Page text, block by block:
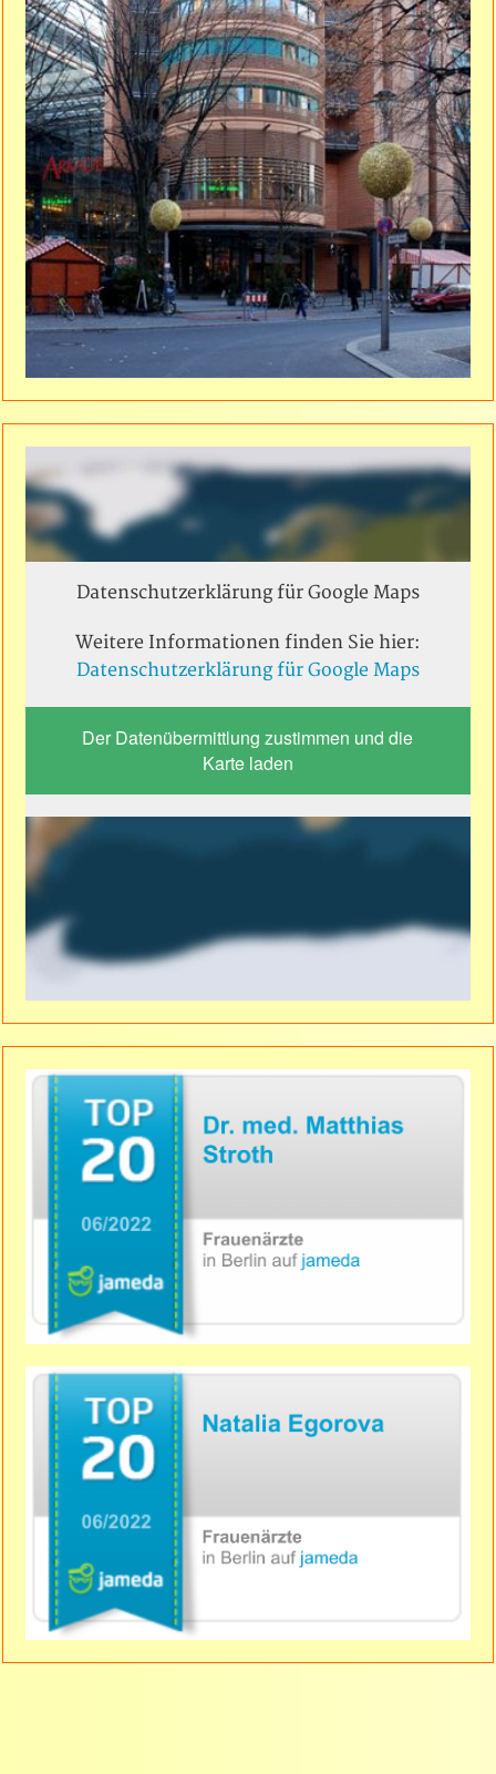
Datenschutzerklärung für Google Maps
Weitere Informationen finden Sie hier:
Datenschutzerklärung für Google Maps
Der Datenübermittlung zustimmen und die
Karte laden